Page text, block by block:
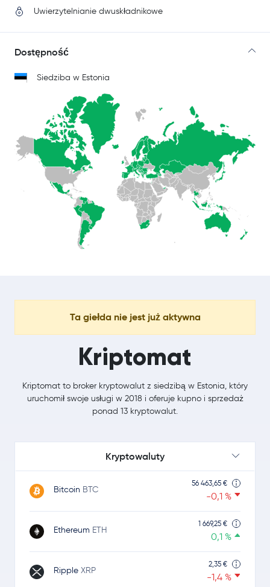
Uwierzytelnianie dwuskładnikowe
Dostępność
Siedziba w Estonia
Ta giełda nie jest już aktywna
Kriptomat
Kriptomat to broker kryptowalut z siedzibą w Estonia, który
uruchomił swoje usługi w 2018 i oferuje kupno i sprzedaż
ponad 13 kryptowalut.
Kryptowaluty
Bitcoin BTC
-0,1 %
56 463,65 €
Ethereum ETH
0,1 %
1 669,25 €
Ripple XRP
-1,4 %
2,35 €